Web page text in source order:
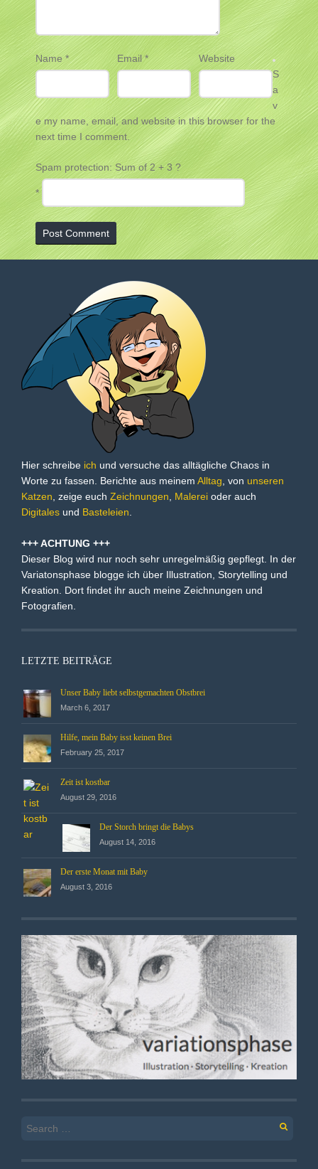
Name* Email*
Website
S
a
v
e my name, email, and website in this browser for the
next time I comment.
Spam protection: Sum of 2 + 3 ?
*
Hier schreibe ich und versuche das alltägliche Chaos in
Worte zu fassen. Berichte aus meinem Alltag , von unseren
Katzen , zeige euch Zeichnungen Malerei oder auch
Digitales und Basteleien
+++ ACHTUNG +++
Dieser Blog wird nur noch sehr unregelmäßig gepflegt. In der
Variatonsphase blogge ich über Illustration, Storytelling und
Kreation. Dort findet ihr auch meine Zeichnungen und
Fotografien.
LETZTE BEITRÄGE
Unser Baby liebt selbstgemachten Obstbrei
March 6, 2017
Hilfe, mein Baby isst keinen Brei
February 25, 2017
Zeit ist kostbar
August 29, 2016
Der Storch bringt die Babys
August 14, 2016
Der erste Monat mit Baby
August 3, 2016
Search